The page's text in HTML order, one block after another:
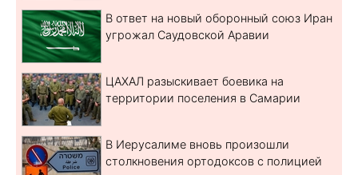
В ответ на новый оборонный союз Иран
угрожал Саудовской Аравии
ЦАХАЛ разыскивает боевика на
территории поселения в Самарии
В Иерусалиме вновь произошли
столкновения ортодоксов с полицией